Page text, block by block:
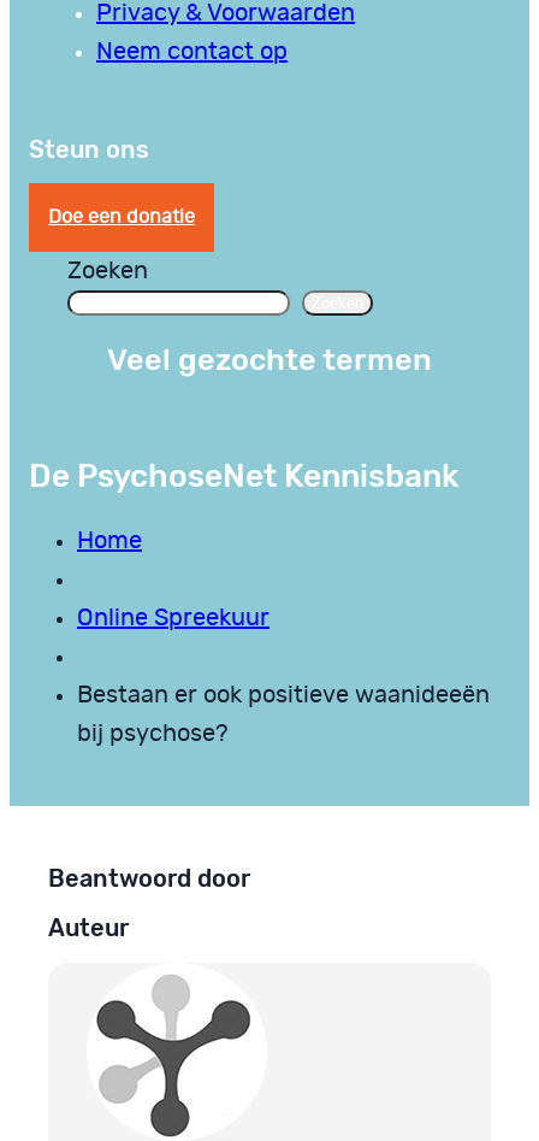
Privacy & Voorwaarden
Neem contact op
Steun ons
Doe een donatie
Zoeken
Veel gezochte termen
De PsychoseNet Kennisbank
Home
Online Spreekuur
Bestaan er ook positieve waanideeën
bij psychose?
Beantwoord door
Auteur